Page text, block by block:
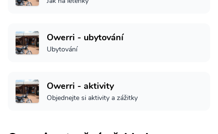
Owerri - ubytování
Ubytování
Owerri - aktivity
Objednejte si aktivity a zážitky